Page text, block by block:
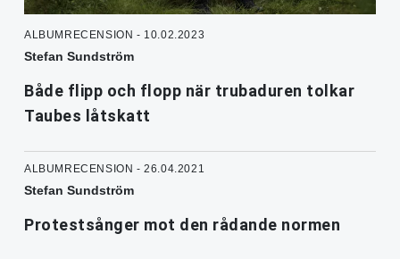
ALBUMRECENSION - 10.02.2023
Stefan Sundström
Både flipp och flopp när trubaduren tolkar
Taubes låtskatt
ALBUMRECENSION - 26.04.2021
Stefan Sundström
Protestsånger mot den rådande normen